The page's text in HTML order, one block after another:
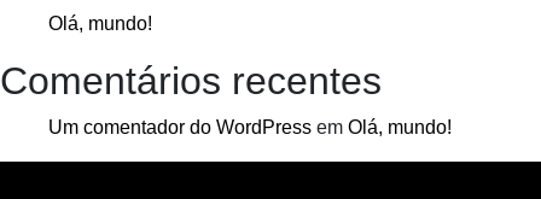
Olá, mundo!
Comentários recentes
Um comentador do WordPress em Olá, mundo!